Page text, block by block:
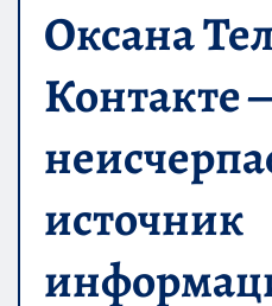
Оксана
Контакте
источник